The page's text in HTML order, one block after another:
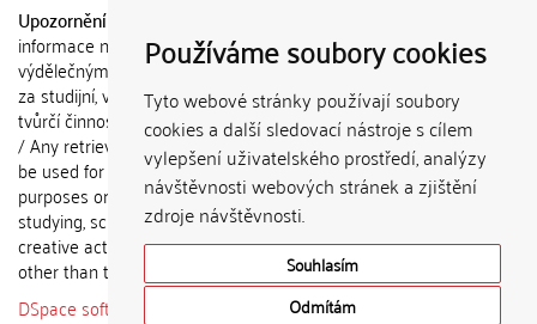
Používáme soubory cookies
Tyto webové stránky používají soubory
cookies a další sledovací nástroje s cílem
vylepšení uživatelského prostředí, analýzy
návštěvnosti webových stránek a zjištění
zdroje návštěvnosti.
Souhlasím
Odmítám
Upozornění / Notice:
informace nemohou být použity k
výdělečným účelům nebo vydávány
za studijní, vědeckou nebo jinou
tvůrčí činnost jiné osoby než autora.
/ Any retrieved information shall not
be used for any commercial
purposes or claimed as results of
studying, scientific or any other
creative activities of any person
other than the author.
DSpace software
copyright © 2002-